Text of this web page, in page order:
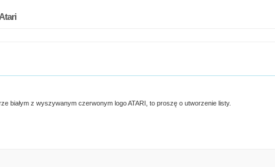
białym z wyszywanym czerwonym logo ATARI, to proszę o utworzenie listy.